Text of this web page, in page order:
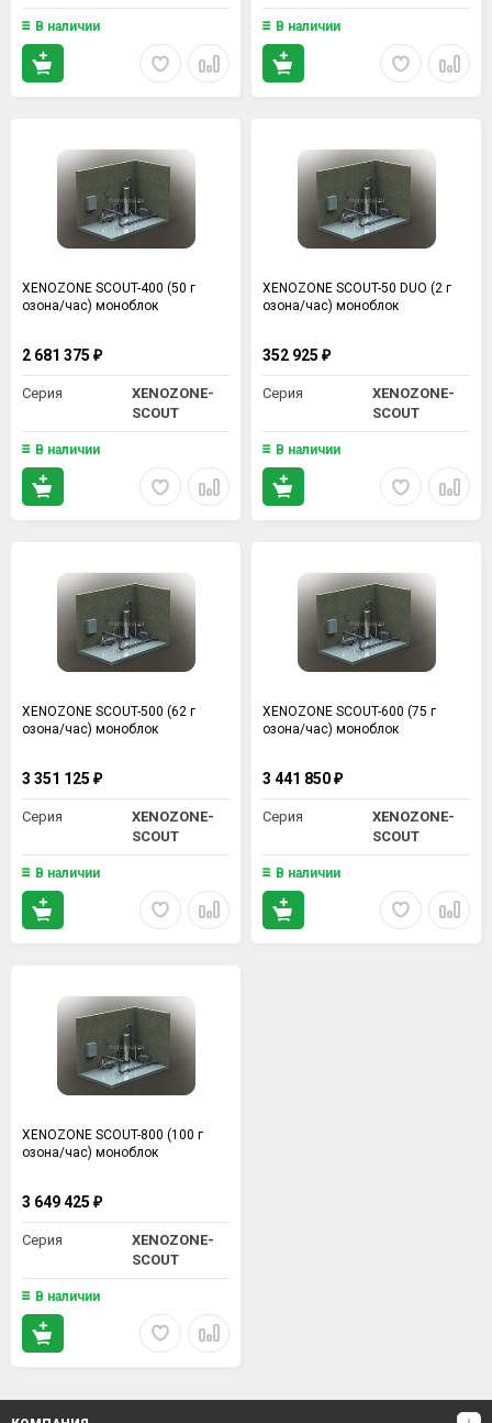
В наличии В наличии
XENOZONE SCOUT-400 (50 г
озона/час) моноблок
2 681 375 ₽
Серия
XENOZONE-
SCOUT
В наличии
XENOZONE SCOUT-50 DUO (2 г
озона/час) моноблок
352 925 ₽
Серия
XENOZONE-
SCOUT
В наличии
XENOZONE SCOUT-500 (62 г
озона/час) моноблок
3 351 125 ₽
Серия
XENOZONE-
SCOUT
В наличии
XENOZONE SCOUT-600 (75 г
озона/час) моноблок
3 441 850 ₽
Серия
XENOZONE-
SCOUT
В наличии
XENOZONE SCOUT-800 (100 г
озона/час) моноблок
3 649 425 ₽
Серия
XENOZONE-
SCOUT
В наличии